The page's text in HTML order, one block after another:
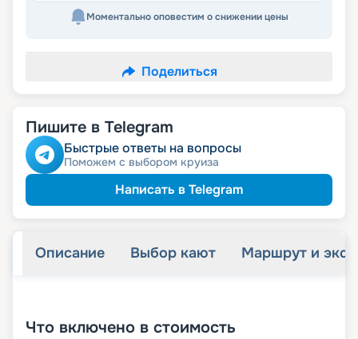
Моментально оповестим о снижении цены
Поделиться
Пишите в Telegram
Быстрые ответы на вопросы
Поможем с выбором круиза
Написать в Telegram
Описание Выбор кают Маршрут и
Что включено в стоимость